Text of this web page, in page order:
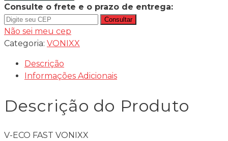
Consulte o frete e o prazo de entrega:
Consultar
Não sei meu cep
Categoria: VONIXX
Descrição
Informações Adicionais
Descrição do Produto
V-ECO FAST VONIXX